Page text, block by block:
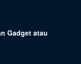
Gadget atau